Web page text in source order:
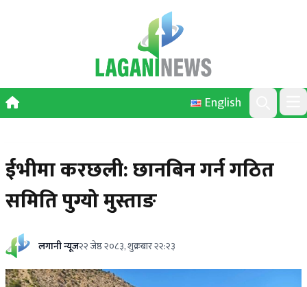
English
Search
ईभीमा करछली: छानबिन गर्न गठित
समिति पुग्यो मुस्ताङ
लगानी न्यूज२२ जेष्ठ २०८३, शुक्रबार २२:२३